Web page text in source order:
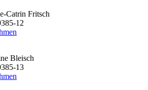
Catrin Fritsch
12
Bleisch
13